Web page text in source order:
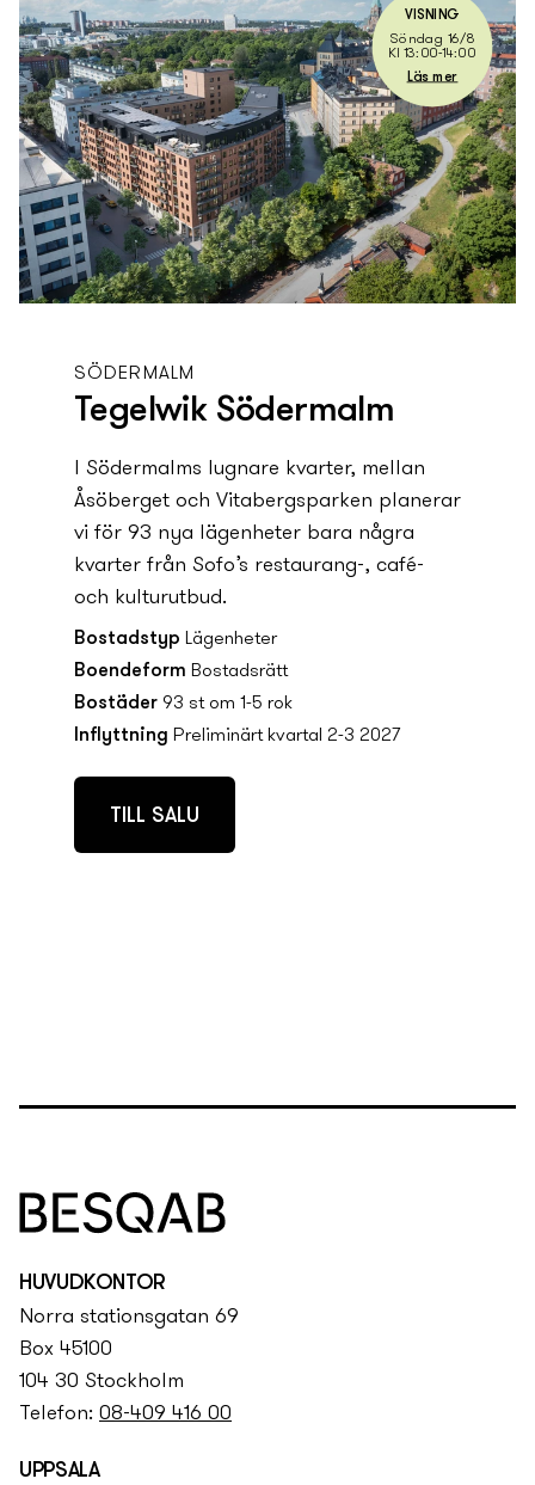
VISNING
Söndag 16/8
Kl 13:00-14:00
Läs mer
SÖDERMALM
Tegelwik Södermalm
I Södermalms lugnare kvarter, mellan
Åsöberget och Vitabergsparken planerar
vi för 93 ny­a lägenheter bara några
kvarter från Sofo’s restaurang-, café-
och kulturutbud.
Bostadstyp Lägenheter
Boendeform Bostadsrätt
Bostäder 93 st om 1-5 rok
Inflyttning Preliminärt kvartal 2-3 2027
TILL SALU
HUVUDKONTOR
Norra stationsgatan 69
Box 45100
104 30 Stockholm
Telefon: 08-409 416 00
UPPSALA